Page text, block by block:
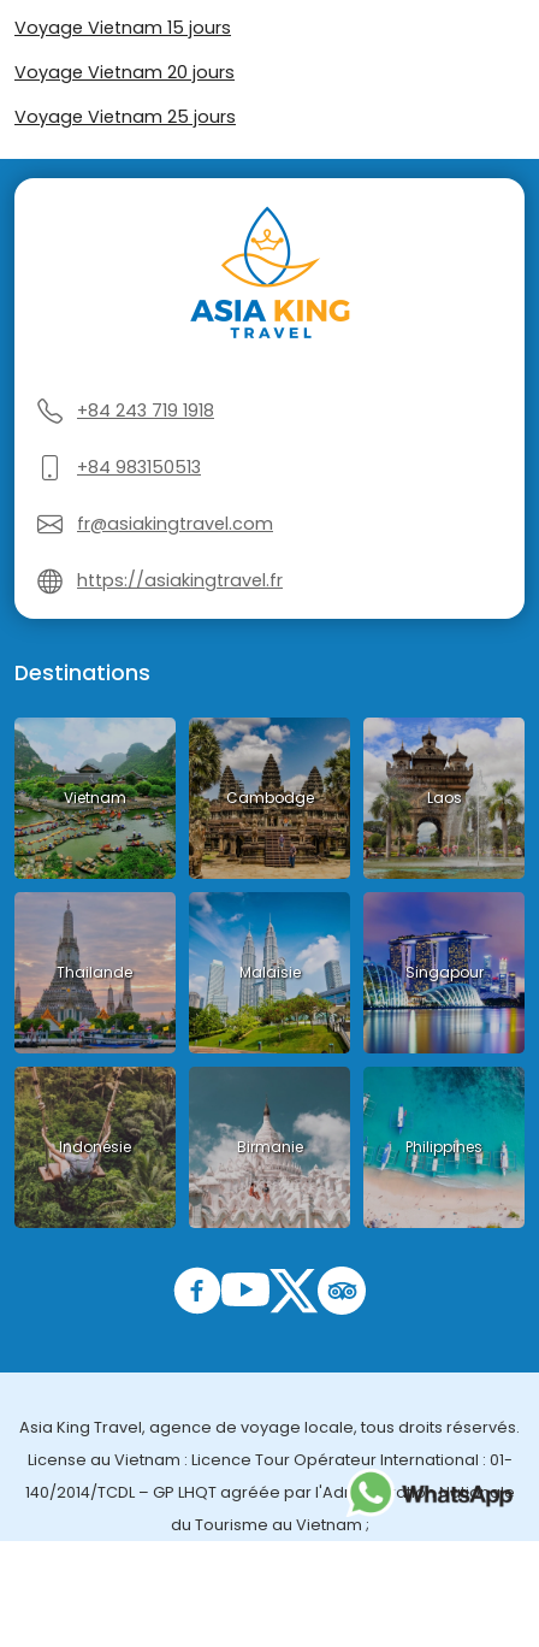
Voyage Vietnam 15 jours
Voyage Vietnam 20 jours
Voyage Vietnam 25 jours
+84 243 719 1918
+84 983150513
fr@asiakingtravel.com
https://asiakingtravel.fr
Destinations
Vietnam Cambodge Laos
Thailande Malaisie Singapour
Indonésie Birmanie Philippines
Asia King Travel, agence de voyage locale, tous droits réservés.
License au Vietnam : Licence Tour Opérateur International : 01-
140/2014/TCDL – GP LHQT agréée par l'Administration Nationale
du Tourisme au Vietnam ;